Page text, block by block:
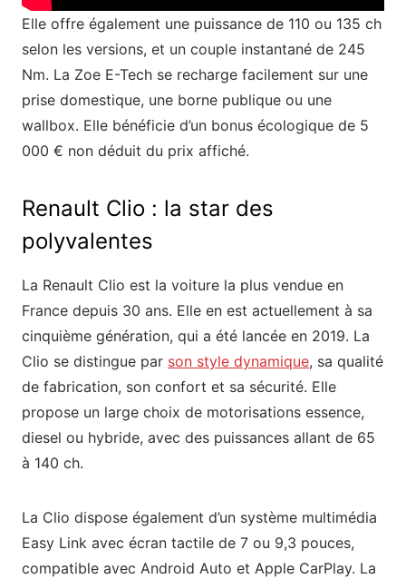
Elle offre également une puissance de 110 ou 135 ch
selon les versions, et un couple instantané de 245
Nm. La Zoe E-Tech se recharge facilement sur une
prise domestique, une borne publique ou une
wallbox. Elle bénéficie d’un bonus écologique de 5
000 € non déduit du prix affiché.
Renault Clio : la star des
polyvalentes
La Renault Clio est la voiture la plus vendue en
France depuis 30 ans. Elle en est actuellement à sa
cinquième génération, qui a été lancée en 2019. La
Clio se distingue par son style dynamique, sa qualité
de fabrication, son confort et sa sécurité. Elle
propose un large choix de motorisations essence,
diesel ou hybride, avec des puissances allant de 65
à 140 ch.
La Clio dispose également d’un système multimédia
Easy Link avec écran tactile de 7 ou 9,3 pouces,
compatible avec Android Auto et Apple CarPlay. La